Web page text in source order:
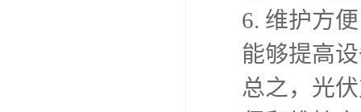
6. 维护方
能够提高
总之，光